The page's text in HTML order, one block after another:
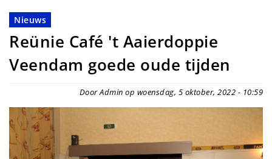
Nieuws
Reünie Café 't Aaierdoppie
Veendam goede oude tijden
Door Admin op woensdag, 5 oktober, 2022 - 10:59